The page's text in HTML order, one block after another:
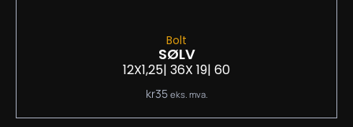
Bolt
SØLV
12X1,25| 36X 19| 60
kr35 eks. mva.